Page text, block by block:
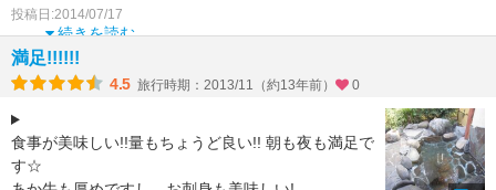
風呂という貸切風呂
続きを読む
投稿日:2014/07/17
満足!!!!!!
4.5 旅行時期：2013/11（約13年前） 0
食事が美味しい!!量もちょうど良い!! 朝も夜も満足で
す☆